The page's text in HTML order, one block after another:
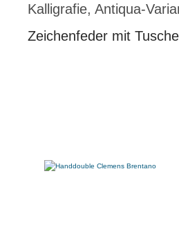
Kalligrafie, Antiqua-
Zeichenfeder mit